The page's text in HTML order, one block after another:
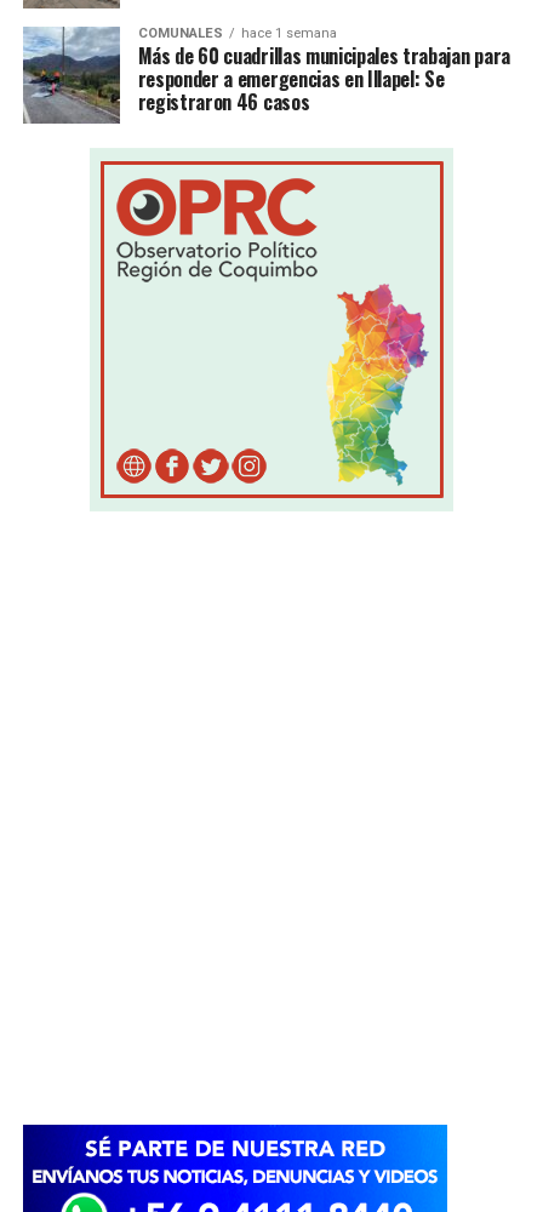
COMUNALES hace 1 semana
Más de 60 cuadrillas municipales trabajan para
responder a emergencias en Illapel: Se
registraron 46 casos